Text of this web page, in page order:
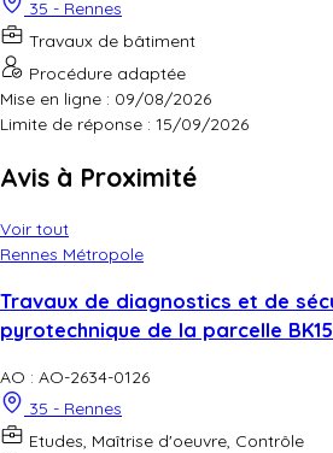
35 - Rennes
Travaux de bâtiment
Procédure adaptée
Mise en ligne : 09/08/2026
Limite de réponse : 15/09/2026
Avis à Proximité
Voir tout
Rennes Métropole
Travaux de diagnostics et de
pyrotechnique de la parcelle
AO : AO-2634-0126
35 - Rennes
Etudes, Maîtrise d'oeuvre, Contrôle